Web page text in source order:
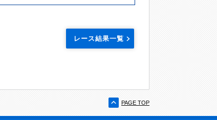
レース結果一覧
PAGE TOP